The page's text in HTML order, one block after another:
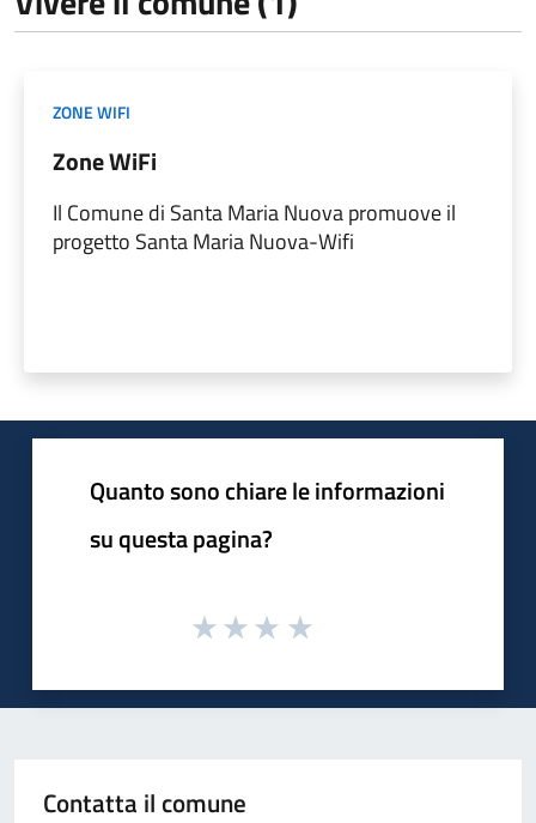
ZONE WIFI
Zone WiFi
Il Comune di Santa Maria Nuova promuove il
progetto Santa Maria Nuova-Wifi
Quanto sono chiare le informazioni
su questa pagina?
Contatta il comune